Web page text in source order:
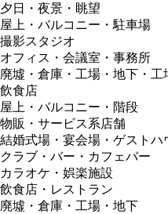
夕日・夜景・眺望
屋上・バルコニー・駐車場
撮影スタジオ
オフィス・会議室・事務所
廃墟・倉庫・工場・地下・工
飲食店
屋上・バルコニー・階段
物販・サービス系店舗
結婚式場・宴会場・ゲストハ
クラブ・バー・カフェバー
カラオケ・娯楽施設
飲食店・レストラン
廃墟・倉庫・工場・地下